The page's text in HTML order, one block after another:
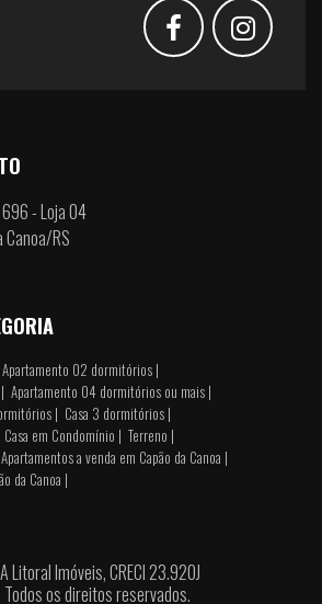
696 - Loja 04
Canoa/RS
Apartamento 02 dormitórios |
Apartamento 04 dormitórios ou mais |
| Casa 3 dormitórios |
Casa em Condomínio | Terreno |
Apartamentos a venda em Capão da Canoa |
da Canoa |
Litoral Imóveis, CRECI 23.920J
os direitos reservados.